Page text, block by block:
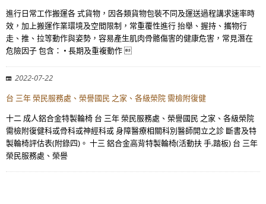
進行日常工作搬運各 式貨物，因各類貨物包裝不同及運送過程講求速率時
效，加上搬運作業環境及空間限制，常重覆性進行 抬舉、握持、攜物行
走、推、拉等動作與姿勢，容易產生肌肉骨骼傷害的健康危害，常見潛在
危險因子 包含： • 長期及重複動作 
2022-07-22
台 三年 榮民服務處、榮譽國民 之家、各級榮院 需檢附復健
十二 成人鋁合金特製輪椅 台 三年 榮民服務處、榮譽國民 之家、各級榮院
需檢附復健科或骨科或神經科或 身障醫療相關科別醫師開立之診 斷書及特
製輪椅評估表(附錄四)。 十三 鋁合金高背特製輪椅(活動扶 手,踏板) 台 三年
榮民服務處、榮譽